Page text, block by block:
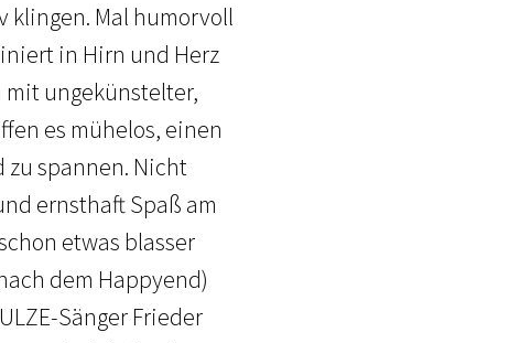
klingen. Mal humorvoll
in Hirn und Herz
mit ungekünstelter,
es mühelos, einen
zu spannen. Nicht
ernsthaft Spaß am
etwas blasser
dem Happyend)
Sänger Frieder